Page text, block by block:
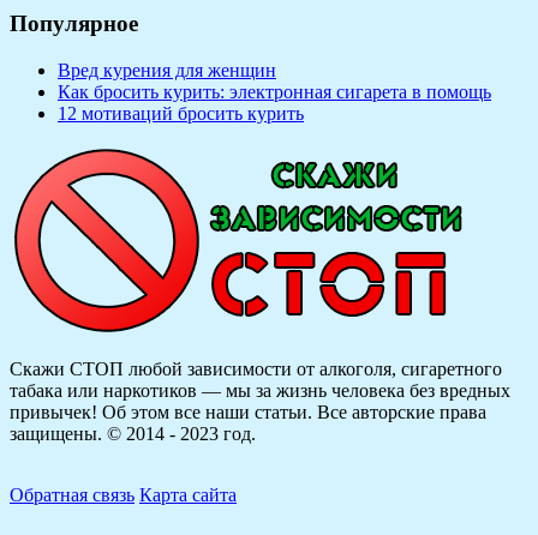
Популярное
Вред курения для женщин
Как бросить курить: электронная сигарета в помощь
12 мотиваций бросить курить
Скажи СТОП любой зависимости от алкоголя, сигаретного
табака или наркотиков — мы за жизнь человека без вредных
привычек! Об этом все наши статьи. Все авторские права
защищены. © 2014 - 2023 год.
Обратная связь Карта сайта